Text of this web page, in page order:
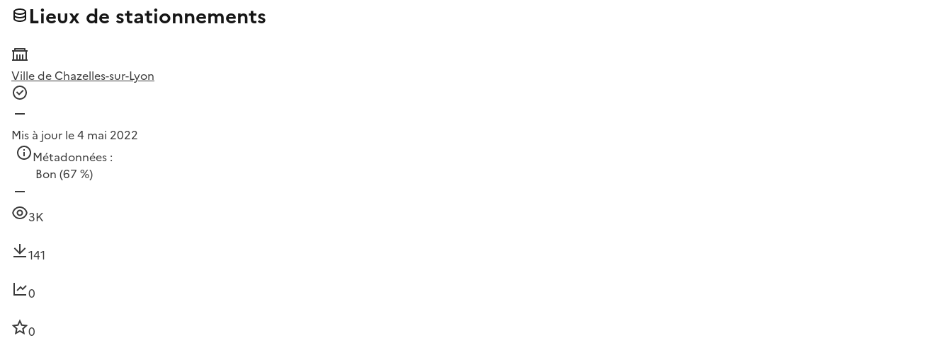
Lieux de stationnements
Ville de Chazelles-sur-Lyon
Mis à jour le 4 mai 2022
Métadonnées :
Bon (67 %)
3K
141
0
0